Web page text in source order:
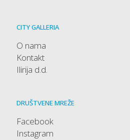
CITY GALLERIA
O nama
Kontakt
Ilirija d.d.
DRUŠTVENE MREŽE
Facebook
Instagram